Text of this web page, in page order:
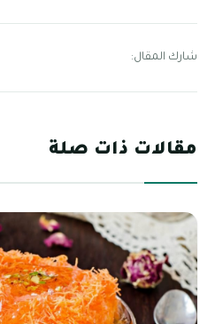
شارك المقال:
مقالات ذات صلة